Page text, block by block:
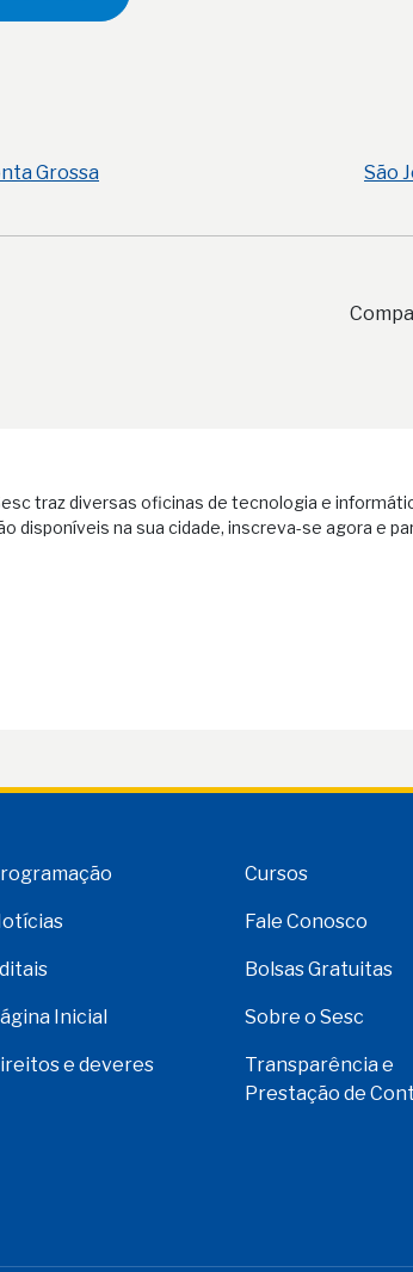
Grossa São
traz diversas oficinas de tecnologia e
disponíveis na sua cidade, inscreva-se agora e
Cursos
Fale Conosco
Bolsas Gratuitas
Inicial Sobre o Sesc
e deveres
Transparência e
Prestação de